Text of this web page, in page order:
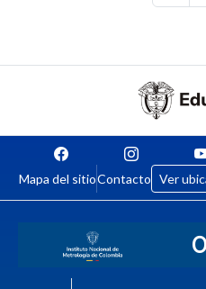
Mapa del sitioContacto Ver